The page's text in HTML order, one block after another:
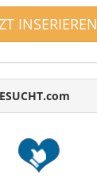
INSERIEREN